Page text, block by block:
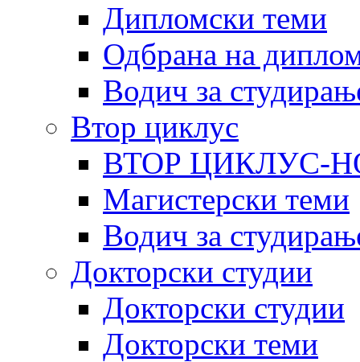
Дипломски теми
Одбрана на
Водич за
Втор циклус
ВТОР ЦИКЛУС-
Магистерски теми
Водич за
Докторски студии
Докторски студии
Докторски теми